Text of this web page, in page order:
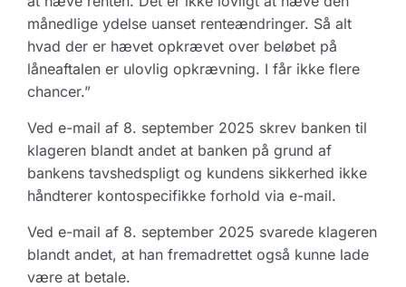
månedlige ydelse uanset renteændringer. Så alt
hvad der er hævet opkrævet over beløbet på
låneaftalen er ulovlig opkrævning. I får ikke flere
chancer.”
Ved e-mail af 8. september 2025 skrev banken til
klageren blandt andet at banken på grund af
bankens tavshedspligt og kundens sikkerhed ikke
håndterer kontospecifikke forhold via e-mail.
Ved e-mail af 8. september 2025 svarede klageren
blandt andet, at han fremadrettet også kunne lade
være at betale.